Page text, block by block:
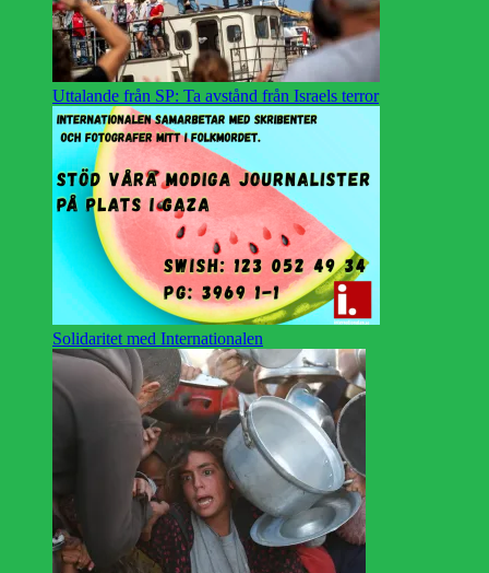
Uttalande från SP: Ta avstånd från Israels terror
Solidaritet med Internationalen